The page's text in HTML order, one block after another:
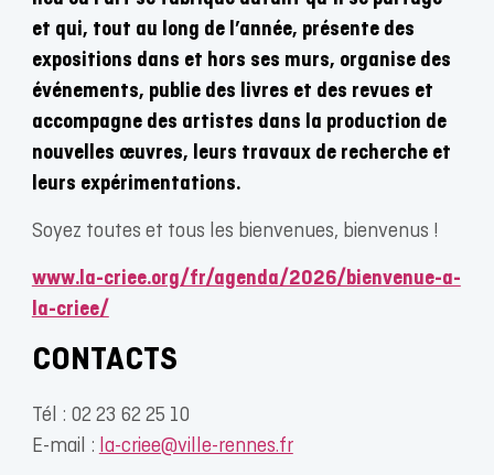
et qui, tout au long de l’année, présente des
expositions dans et hors ses murs, organise des
événements, publie des livres et des revues et
accompagne des artistes dans la production de
nouvelles œuvres, leurs travaux de recherche et
leurs expérimentations.
Soyez toutes et tous les bienvenues, bienvenus !
www.la-criee.org/fr/agenda/2026/bienvenue-a-
la-criee/
CONTACTS
Tél : 02 23 62 25 10
E-mail : la-criee@ville-rennes.fr